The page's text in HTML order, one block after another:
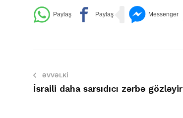
ƏVVƏLKI
İsraili daha sarsıdıcı zərbə gözləyir